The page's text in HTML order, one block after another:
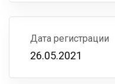
Дата регистрации
26.05.2021